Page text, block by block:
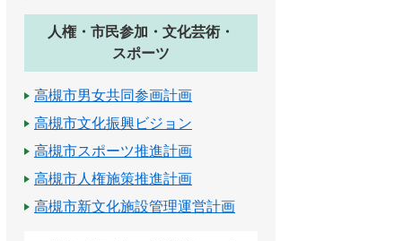
人権・市民参加・文化芸術・
スポーツ
高槻市男女共同参画計画
高槻市文化振興ビジョン
高槻市スポーツ推進計画
高槻市人権施策推進計画
高槻市新文化施設管理運営計画